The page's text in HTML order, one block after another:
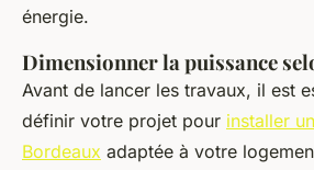
énergie.
Dimensionner la puissance
Avant de lancer les travaux, il est
définir votre projet pour installer
Bordeaux adaptée à votre